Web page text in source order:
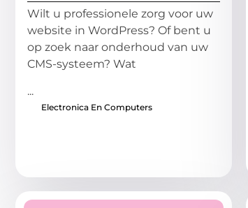
Wilt u professionele zorg voor uw
website in WordPress? Of bent u
op zoek naar onderhoud van uw
CMS-systeem? Wat
...
Electronica En Computers